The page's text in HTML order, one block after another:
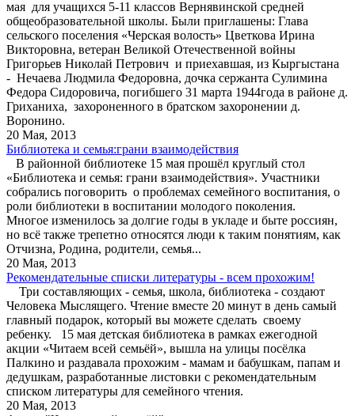
мая для учащихся 5-11 классов Вернявинской средней
общеобразовательной школы. Были приглашены: Глава
сельского поселения «Черская волость» Цветкова Ирина
Викторовна, ветеран Великой Отечественной войны
Григорьев Николай Петрович и приехавшая, из Кыргыстана
- Нечаева Людмила Федоровна, дочка сержанта Сулимина
Федора Сидоровича, погибшего 31 марта 1944года в районе д.
Гриханиха, захороненного в братском захоронении д.
Воронино.
20 Мая, 2013
Библиотека и семья:грани взаимодействия
В районной библиотеке 15 мая прошёл круглый стол
«Библиотека и семья: грани взаимодействия». Участники
собрались поговорить о проблемах семейного воспитания, о
роли библиотеки в воспитании молодого поколения.
Многое изменилось за долгие годы в укладе и быте россиян,
но всё также трепетно относятся люди к таким понятиям, как
Отчизна, Родина, родители, семья...
20 Мая, 2013
Рекомендательные списки литературы - всем прохожим!
Три составляющих - семья, школа, библиотека - создают
Человека Мыслящего. Чтение вместе 20 минут в день самый
главный подарок, который вы можете сделать своему
ребенку. 15 мая детская библиотека в рамках ежегодной
акции «Читаем всей семьёй», вышла на улицы посёлка
Палкино и раздавала прохожим - мамам и бабушкам, папам и
дедушкам, разработанные листовки с рекомендательным
списком литературы для семейного чтения.
20 Мая, 2013